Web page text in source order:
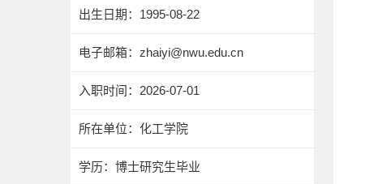
出生日期：1995-08-22
电子邮箱： zhaiyi@nwu.edu.cn
入职时间：2026-07-01
所在单位：化工学院
学历：博士研究生毕业